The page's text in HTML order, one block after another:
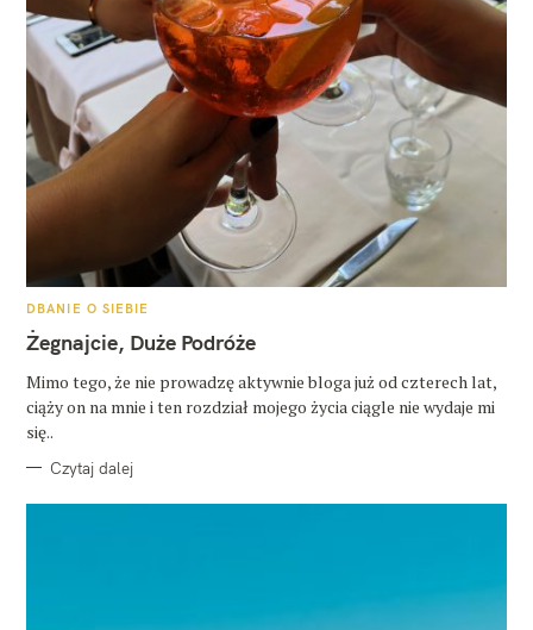
K
T
E
O
R
I
DBANIE O SIEBIE
Żegnajcie, Duże Podróże
Mimo tego, że nie prowadzę aktywnie bloga już od czterech lat,
ciąży on na mnie i ten rozdział mojego życia ciągle nie wydaje mi
się..
Czytaj dalej